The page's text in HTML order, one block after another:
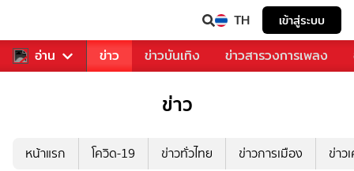
TH เข้าสู่ระบบ
อ่าน
คุณ กีฬา ข่าว ข่าวบันเทิง ข่าวสารวงการเพลง
ข่าว
หน้าแรก โควิด-19 ข่าวทั่วไทย ข่าวการเมือง ข่าว